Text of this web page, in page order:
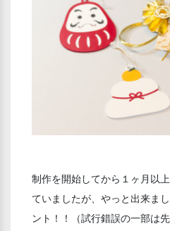
制作を開始してから１ヶ月以
ていましたが、やっと出来ま
ント！！（試行錯誤の一部は